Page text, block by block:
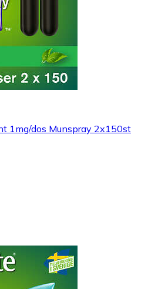
1mg/dos Munspray 2x150st